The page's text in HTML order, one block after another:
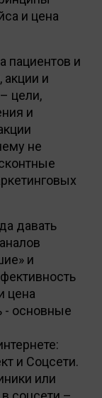
и цена
пациентов и
акции и
цели,
и
не
давать
и
цена
- основные
и Соцсети.
или